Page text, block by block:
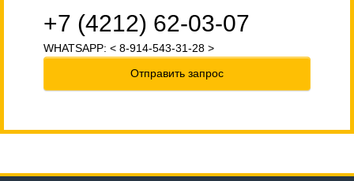
+7 (4212) 62-03-07
WHATSAPP: < 8-914-543-31-28 >
Отправить запрос